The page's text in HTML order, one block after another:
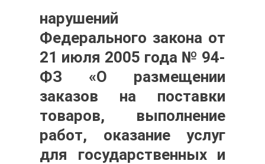
нарушений
Федерального закона от
21 июля 2005 года № 94-
ФЗ «О размещении
заказов на поставки
товаров, выполнение
работ, оказание услуг
для государственных и